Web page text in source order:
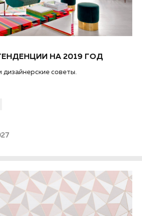
НА 2019 ГОД
дизайнерские советы.